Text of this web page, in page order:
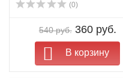
(0)
540 руб. 360 руб.
В корзину